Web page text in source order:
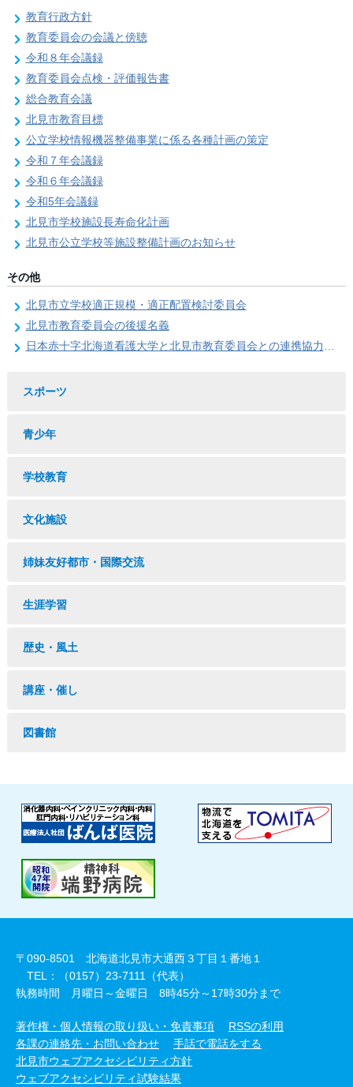
教育行政方針
教育委員会の会議と傍聴
令和８年会議録
教育委員会点検・評価報告書
総合教育会議
北見市教育目標
公立学校情報機器整備事業に係る各種計画の策定
令和７年会議録
令和６年会議録
令和5年会議録
北見市学校施設長寿命化計画
北見市公立学校等施設整備計画のお知らせ
その他
北見市立学校適正規模・適正配置検討委員会
北見市教育委員会の後援名義
日本赤十字北海道看護大学と北見市教育委員会との連携協力に関する協定の締結
スポーツ
青少年
学校教育
文化施設
姉妹友好都市・国際交流
生涯学習
歴史・風土
講座・催し
図書館
〒090-8501 北海道北見市大通西３丁目１番地１
TEL：（0157）23-7111（代表）
執務時間 月曜日～金曜日 8時45分～17時30分まで
著作権・個人情報の取り扱い・免責事項
RSSの利用
各課の連絡先・お問い合わせ
手話で電話をする
北見市ウェブアクセシビリティ方針
ウェブアクセシビリティ試験結果